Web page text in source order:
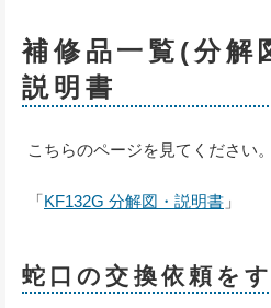
補修品一覧(分解
説明書
こちらのページを見てください。
「KF132G 分解図・説明書 」
蛇口の交換依頼を